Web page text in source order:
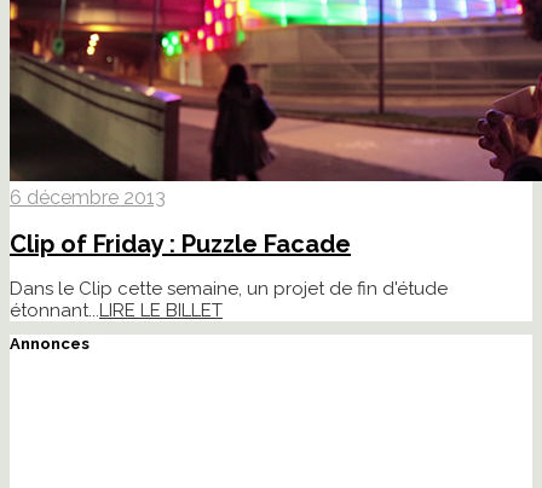
6 décembre 2013
Clip of Friday : Puzzle Facade
Dans le Clip cette semaine, un projet de fin d'étude
étonnant...LIRE LE BILLET
Annonces